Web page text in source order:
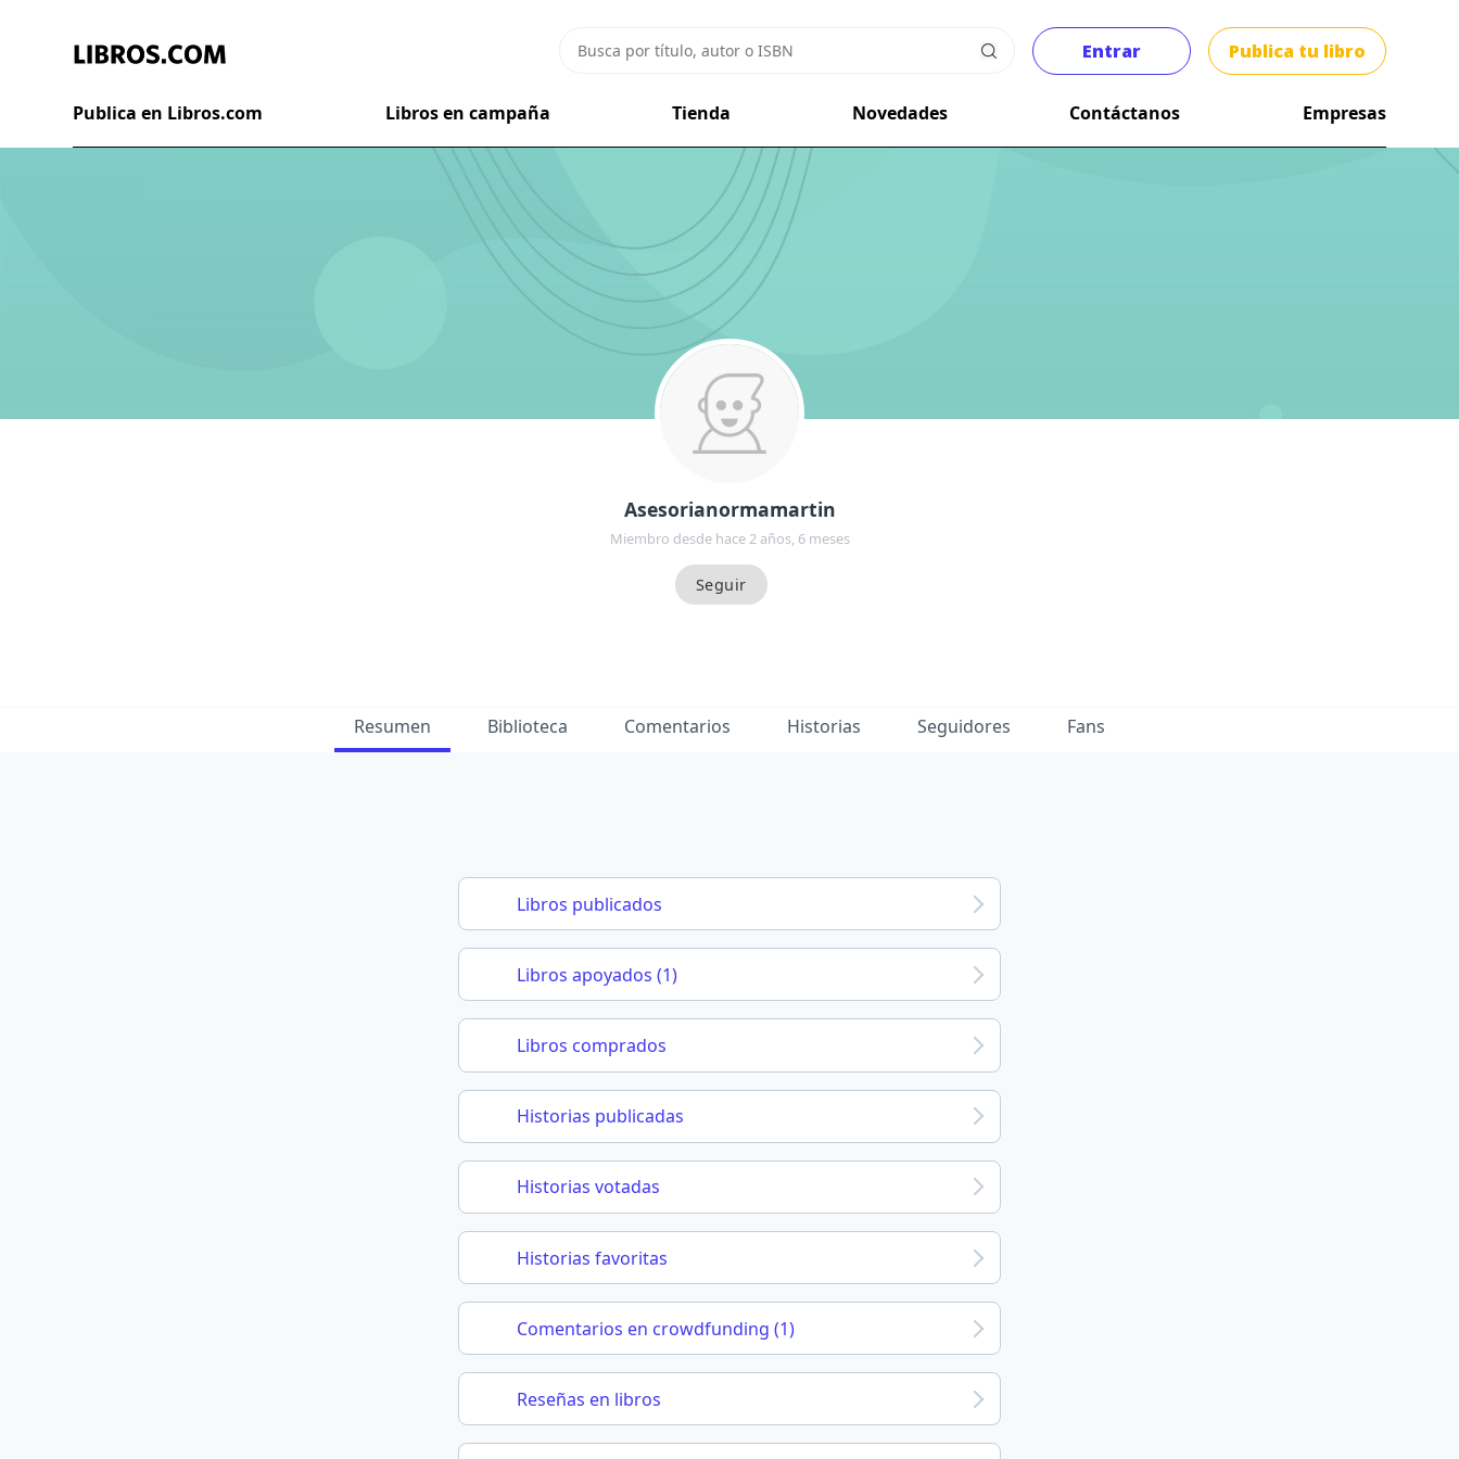
Entrar Publica tu libro
Publica en Libros.com Libros en campaña Tienda Novedades Contáctanos Empresas
Asesorianormamartin
Miembro desde hace 2 años, 6 meses
Resumen Biblioteca Comentarios Historias Seguidores Fans
Libros publicados
Libros apoyados (1)
Libros comprados
Historias publicadas
Historias votadas
Historias favoritas
Comentarios en crowdfunding (1)
Reseñas en libros